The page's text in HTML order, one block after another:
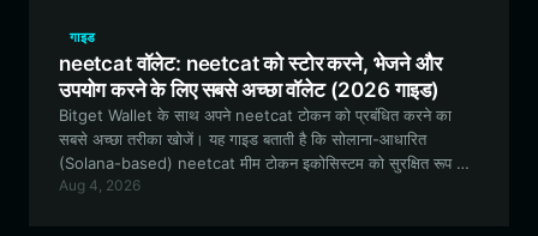
गाइड
neetcat वॉलेट: neetcat को स्टोर करने, भेजने और
उपयोग करने के लिए सबसे अच्छा वॉलेट (2026 गाइड)
Bitget Wallet के साथ अपने neetcat टोकन को प्रबंधित करने का
सबसे अच्छा तरीका खोजें। यह गाइड बताती है कि सोलाना-आधारित
(Solana-based) neetcat मीम टोकन इकोसिस्टम को सुरक्षित रूप से
स्टोर कैसे करें, ट्रेड कैसे करें और उसके साथ कैसे जुड़ें।
Aug 4, 2026